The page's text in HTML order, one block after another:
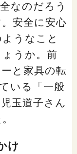
護方針）
なのだろう
安全に安心
うなこと
うか。前
と家具の転
いる「一般
玉道子さん
け